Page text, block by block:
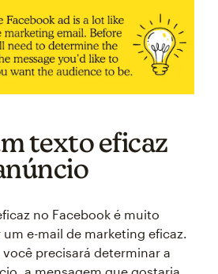
texto eficaz
no Facebook é muito
e-mail de marketing eficaz.
precisará determinar a